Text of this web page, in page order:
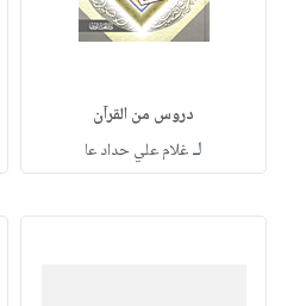
دروس من القرآن
لـغلام علي حداد عا